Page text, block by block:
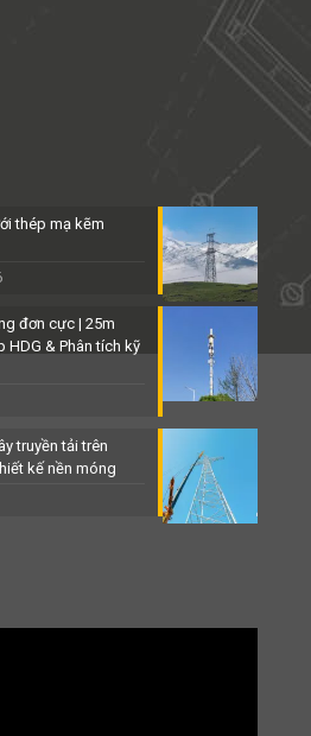
thép mạ kẽm
đơn cực | 25m
HDG & Phân tích kỹ
truyền tải trên
kế nền móng